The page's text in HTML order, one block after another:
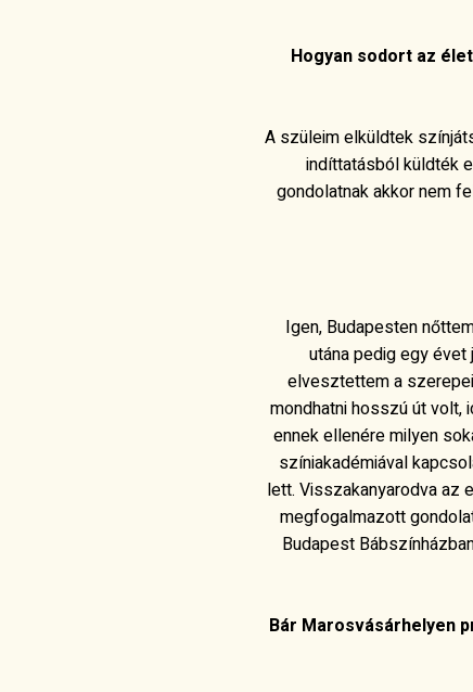
Hogyan sodort az
A szüleim elküldtek
indíttatásból küldték
gondolatnak akkor nem
Igen, Budapesten
utána pedig egy
elvesztettem a
mondhatni hosszú út
ennek ellenére milyen
színiakadémiával
lett. Visszakanyarodva az
megfogalmazott
Budapest
Bár Marosvásárhelyen